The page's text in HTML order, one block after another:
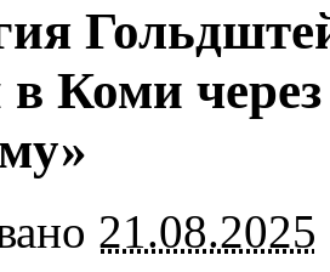
Коми
21.08.2025